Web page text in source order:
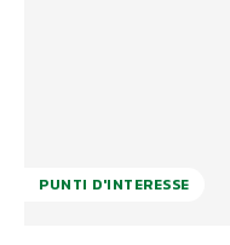
PUNTI D'INTERESSE